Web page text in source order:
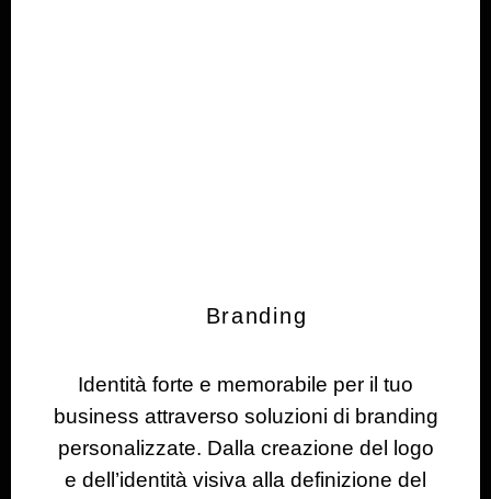
Branding
Identità forte e memorabile per il tuo
business attraverso soluzioni di branding
personalizzate. Dalla creazione del logo
e dell’identità visiva alla definizione del